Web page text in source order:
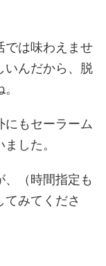
では味わえませ
いんだから、脱
にもセーラーム
した。
（時間指定も
みてくださ